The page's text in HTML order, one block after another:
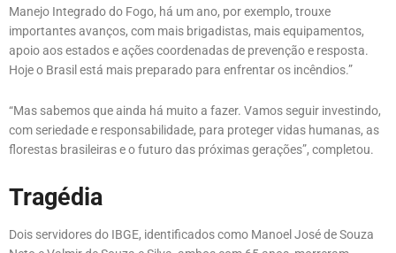
Manejo Integrado do Fogo, há um ano, por exemplo, trouxe
importantes avanços, com mais brigadistas, mais equipamentos,
apoio aos estados e ações coordenadas de prevenção e resposta.
Hoje o Brasil está mais preparado para enfrentar os incêndios.”
“Mas sabemos que ainda há muito a fazer. Vamos seguir investindo,
com seriedade e responsabilidade, para proteger vidas humanas, as
florestas brasileiras e o futuro das próximas gerações”, completou.
Tragédia
Dois servidores do IBGE, identificados como Manoel José de Souza